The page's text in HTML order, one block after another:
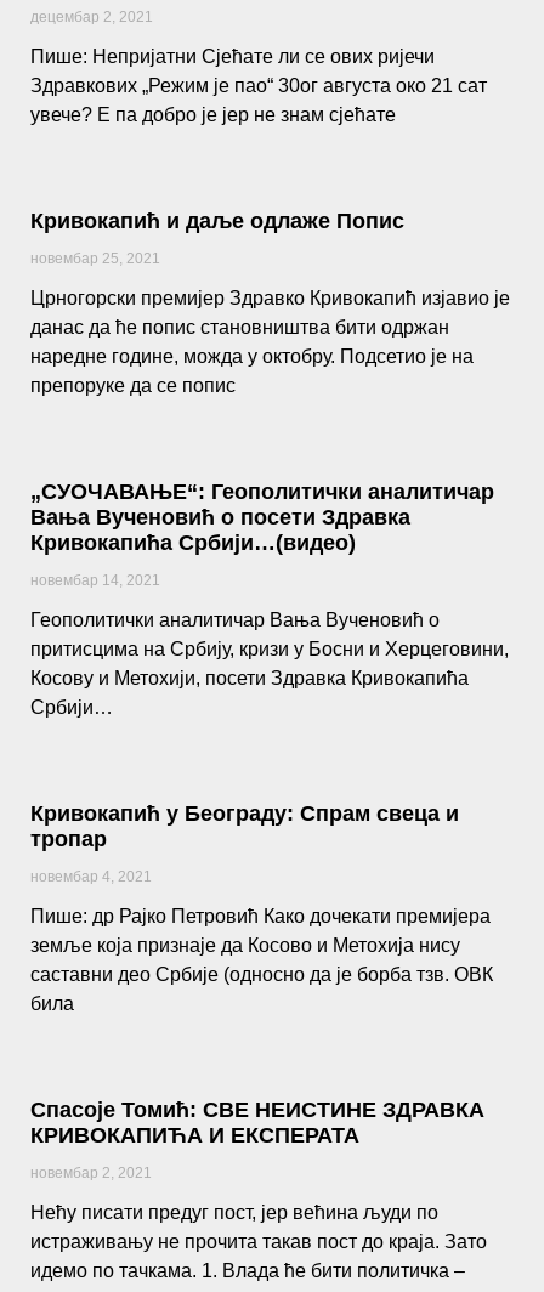
децембар 2, 2021
Пише: Непријатни Сјећате ли се ових ријечи
Здравкових „Режим је пао“ 30ог августа око 21 сат
увече? Е па добро је јер не знам сјећате
Кривокапић и даље одлаже Попис
новембар 25, 2021
Црногорски премијер Здравко Кривокапић изјавио је
данас да ће попис становништва бити одржан
наредне године, можда у октобру. Подсетио је на
препоруке да се попис
„СУОЧАВАЊЕ“: Геополитички аналитичар
Вања Вученовић о посети Здравка
Кривокапића Србији…(видео)
новембар 14, 2021
Геополитички аналитичар Вања Вученовић о
притисцима на Србију, кризи у Босни и Херцеговини,
Косову и Метохији, посети Здравка Кривокапића
Србији…
Кривокапић у Београду: Спрам свеца и
тропар
новембар 4, 2021
Пише: др Рајко Петровић Како дочекати премијера
земље која признаје да Косово и Метохија нису
саставни део Србије (односно да је борба тзв. ОВК
била
Спасоје Томић: СВЕ НЕИСТИНЕ ЗДРАВКА
КРИВОКАПИЋА И ЕКСПЕРАТА
новембар 2, 2021
Нећу писати предуг пост, јер већина људи по
истраживању не прочита такав пост до краја. Зато
идемо по тачкама. 1. Влада ће бити политичка –